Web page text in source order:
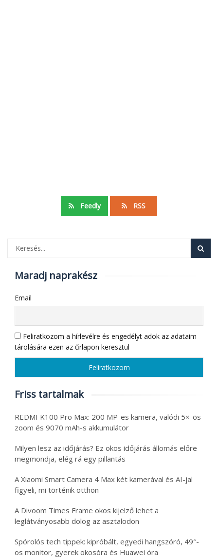
Feedly RSS
Maradj naprakész
Email
Feliratkozom a hírlevélre és engedélyt adok az adataim
tárolására ezen az űrlapon keresztül
Friss tartalmak
REDMI K100 Pro Max: 200 MP-es kamera, valódi 5×-ös
zoom és 9070 mAh-s akkumulátor
Milyen lesz az időjárás? Ez okos időjárás állomás előre
megmondja, elég rá egy pillantás
A Xiaomi Smart Camera 4 Max két kamerával és AI-jal
figyeli, mi történik otthon
A Divoom Times Frame okos kijelző lehet a
leglátványosabb dolog az asztalodon
Spórolós tech tippek: kipróbált, egyedi hangszóró, 49″-
os monitor, gyerek okosóra és Huawei óra